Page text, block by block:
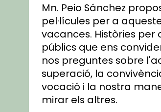
Mn. Peio Sánchez
pel·lícules per a
vacances. Històries per
públics que ens
nos preguntes sobre
superació, la
vocació i la nostra
mirar els altres.